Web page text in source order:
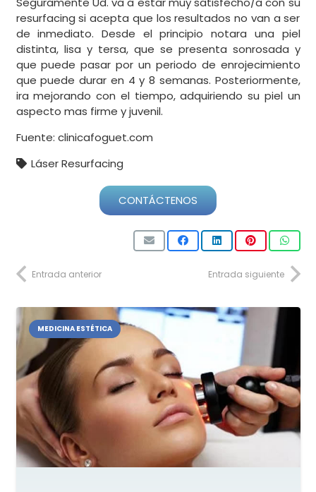
resurfacing si acepta que los resultados no van a ser
de inmediato. Desde el principio notara una piel
distinta, lisa y tersa, que se presenta sonrosada y
que puede pasar por un periodo de enrojecimiento
que puede durar en 4 y 8 semanas. Posteriormente,
ira mejorando con el tiempo, adquiriendo su piel un
aspecto mas firme y juvenil.
Fuente: clinicafoguet.com
Láser Resurfacing
CONTÁCTENOS
Entrada anterior Entrada siguiente
MEDICINA ESTÉTICA